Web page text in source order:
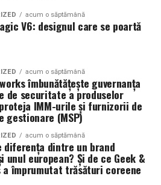
pe14 februarie, în Cinema
de la 18:30, spectatorii sunt
regizorul
Vlad si Oana Gherman,
City
specială în prezența
de la 17:30.
Decuși actorii Sergiu
și Oana Gherman vor
acum o săptămână
V6: designul care se poartă
acum o săptămână
îmbunătățește guvernanța
de securitate a produselor
IMM-urile și furnizorii de
gestionare (MSP)
acum o săptămână
diferența dintre un brand
unul european? Și de ce Geek &
a împrumutat trăsături coreene